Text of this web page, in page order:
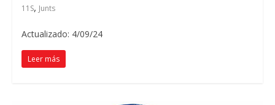
11S, Junts
Actualizado: 4/09/24
Leer más